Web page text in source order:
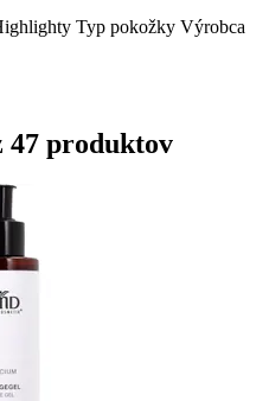
Typ pokožky Výrobca
47 produktov